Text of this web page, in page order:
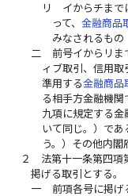
リ
イからチまで
って、 金融商品
みなされるもの
二
前号イからリま
ィブ取引、信用取
準用する金融商品
る相手方金融機関
九項に規定する金
いて同じ。）で
う。）その他内
２
法第十一条第四項
掲げる取引とする。
一
前項各号に掲げ